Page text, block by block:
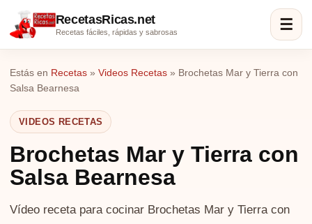
RecetasRicas.net
Recetas fáciles, rápidas y sabrosas ☰
Estás en Recetas » Videos Recetas » Brochetas Mar y Tierra con
Salsa Bearnesa
VIDEOS RECETAS
Brochetas Mar y Tierra con
Salsa Bearnesa
Vídeo receta para cocinar Brochetas Mar y Tierra con